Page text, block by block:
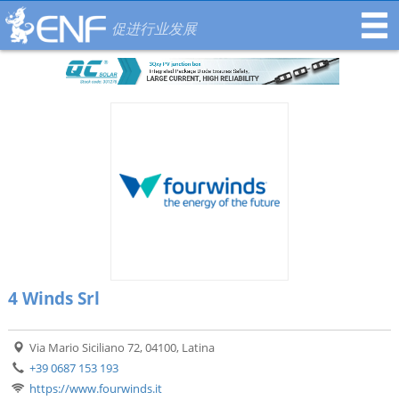
促进行业发展
4 Winds Srl
Via Mario Siciliano 72, 04100, Latina
+39 0687 153 193
https://www.fourwinds.it